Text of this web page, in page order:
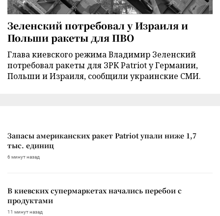
Зеленский потребовал у Израиля и
Польши ракеты для ПВО
Глава киевского режима Владимир Зеленский
потребовал ракеты для ЗРК Patriot у Германии,
Польши и Израиля, сообщили украинские СМИ.
Запасы американских ракет Patriot упали ниже 1,7
тыс. единиц
6 минут назад
В киевских супермаркетах начались перебои с
продуктами
11 минут назад